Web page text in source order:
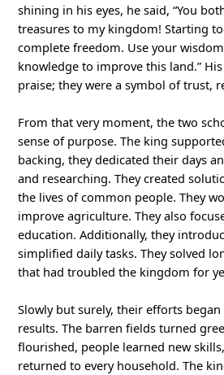
shining in his eyes, he said, “You
treasures to my kingdom! Starting
complete freedom. Use your
knowledge to improve this land.”
praise; they were a symbol of trust,
From that very moment, the two
sense of purpose. The king
backing, they dedicated their days
and researching. They created
the lives of common people. They
improve agriculture. They also
education. Additionally, they
simplified daily tasks. They solved
that had troubled the kingdom for
Slowly but surely, their efforts
results. The barren fields turned
flourished, people learned new
returned to every household. The